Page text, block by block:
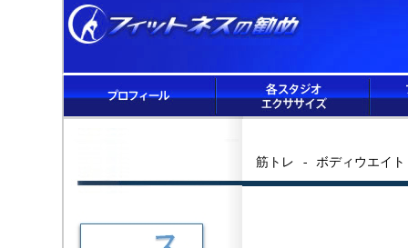
筋トレ - ボディウエイト